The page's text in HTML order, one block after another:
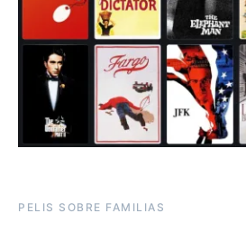
PELIS SOBRE FAMILIAS